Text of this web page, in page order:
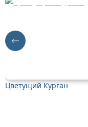
Цветущий Курган